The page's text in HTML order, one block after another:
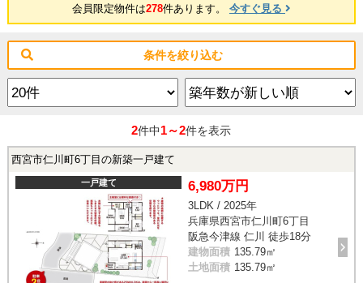
会員限定物件は278件あります。 今すぐ見る
条件を絞り込む
2件中1～2件を表示
西宮市仁川町6丁目の新築一戸建て
一戸建て 6,980万円
3LDK / 2025年
兵庫県西宮市仁川町6丁目
阪急今津線 仁川 徒歩18分
建物面積 135.79㎡
土地面積 135.79㎡